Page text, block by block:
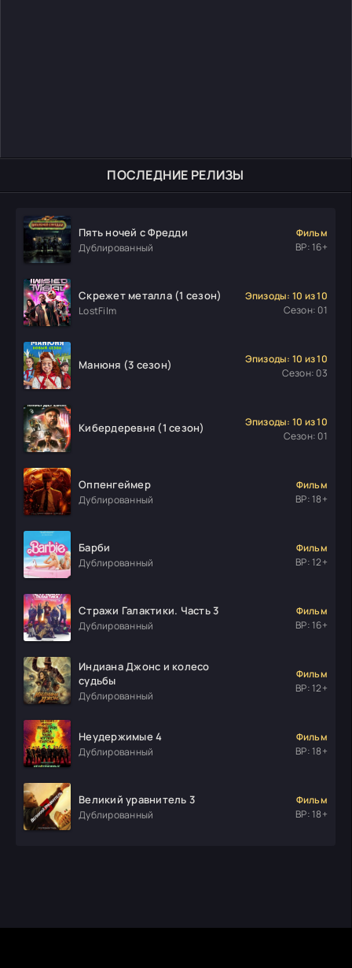
ПОСЛЕДНИЕ РЕЛИЗЫ
Пять ночей с Фредди
Дублированный
Фильм
ВР: 16+
Скрежет металла (1 сезон)
LostFilm
Эпизоды: 10 из 10
Сезон: 01
Манюня (3 сезон)
Эпизоды: 10 из 10
Сезон: 03
Кибердеревня (1 сезон)
Эпизоды: 10 из 10
Сезон: 01
Оппенгеймер
Дублированный
Фильм
ВР: 18+
Барби
Дублированный
Фильм
ВР: 12+
Стражи Галактики. Часть 3
Дублированный
Фильм
ВР: 16+
Индиана Джонс и колесо
судьбы
Дублированный
Фильм
ВР: 12+
Неудержимые 4
Дублированный
Фильм
ВР: 18+
Великий уравнитель 3
Дублированный
Фильм
ВР: 18+